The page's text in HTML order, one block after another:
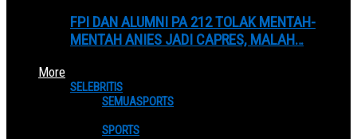
FPI DAN ALUMNI PA 212 TOLAK MENTAH-
MENTAH ANIES JADI CAPRES, MALAH…
More
SELEBRITIS
SEMUASPORTS
SPORTS